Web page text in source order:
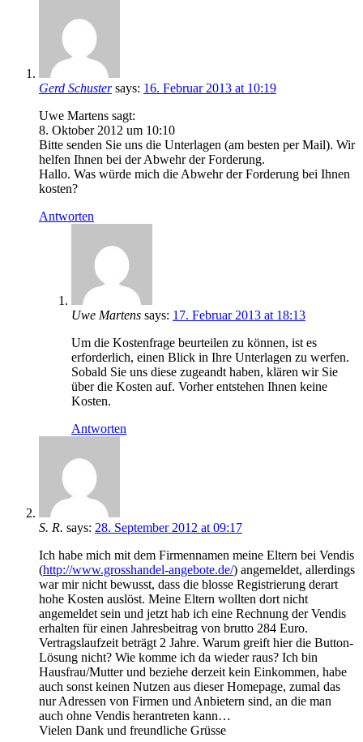
Gerd Schuster says: 16. Februar 2013 at 10:19
Uwe Martens sagt:
8. Oktober 2012 um 10:10
Bitte senden Sie uns die Unterlagen (am besten per Mail). Wir
helfen Ihnen bei der Abwehr der Forderung.
Hallo. Was würde mich die Abwehr der Forderung bei Ihnen
kosten?
Antworten
Uwe Martens says: 17. Februar 2013 at 18:13
Um die Kostenfrage beurteilen zu können, ist es
erforderlich, einen Blick in Ihre Unterlagen zu werfen.
Sobald Sie uns diese zugeandt haben, klären wir Sie
über die Kosten auf. Vorher entstehen Ihnen keine
Kosten.
Antworten
S. R. says: 28. September 2012 at 09:17
Ich habe mich mit dem Firmennamen meine Eltern bei Vendis
(http://www.grosshandel-angebote.de/) angemeldet, allerdings
war mir nicht bewusst, dass die blosse Registrierung derart
hohe Kosten auslöst. Meine Eltern wollten dort nicht
angemeldet sein und jetzt hab ich eine Rechnung der Vendis
erhalten für einen Jahresbeitrag von brutto 284 Euro.
Vertragslaufzeit beträgt 2 Jahre. Warum greift hier die Button-
Lösung nicht? Wie komme ich da wieder raus? Ich bin
Hausfrau/Mutter und beziehe derzeit kein Einkommen, habe
auch sonst keinen Nutzen aus dieser Homepage, zumal das
nur Adressen von Firmen und Anbietern sind, an die man
auch ohne Vendis herantreten kann…
Vielen Dank und freundliche Grüsse